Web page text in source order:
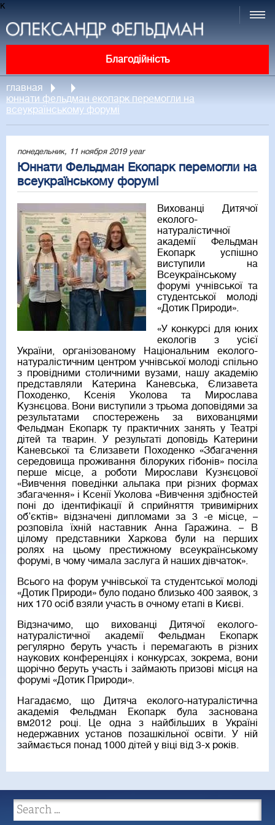
к
Благодійність
главная
юннати фельдман екопарк перемогли на
всеукраїнському форумі
понедельник, 11 ноября 2019 year
Юннати Фельдман Екопарк перемогли на
всеукраїнському форумі
Вихованці Дитячої
еколого-
натуралістичної
академії Фельдман
Екопарк успішно
виступили на
Всеукраїнському
форумі учнівської та
студентської молоді
«Дотик Природи».
«У конкурсі для юних
екологів з усієї
України, організованому Національним еколого-
натуралістичним центром учнівської молоді спільно
з провідними столичними вузами, нашу академію
представляли Катерина Каневська, Єлизавета
Походенко, Ксенія Уколова та Мирослава
Кузнєцова. Вони виступили з трьома доповідями за
результатами спостережень за вихованцями
Фельдман Екопарк ту практичних занять у Театрі
дітей та тварин. У результаті доповідь Катерини
Каневської та Єлизавети Походенко «Збагачення
середовища проживання білоруких гібонів» посіла
перше місце, а роботи Мирослави Кузнєцової
«Вивчення поведінки альпака при різних формах
збагачення» і Ксенії Уколова «Вивчення здібностей
поні до ідентифікації й сприйняття тривимірних
об’єктів» відзначені дипломами за 3 -е місце, –
розповіла їхній наставник Анна Гаражина. – В
цілому представники Харкова були на перших
ролях на цьому престижному всеукраїнському
форумі, в чому чимала заслуга й наших дівчаток».
Всього на форум учнівської та студентської молоді
«Дотик Природи» було подано близько 400 заявок, з
них 170 осіб взяли участь в очному етапі в Києві.
Відзначимо, що вихованці Дитячої еколого-
натуралістичної академії Фельдман Екопарк
регулярно беруть участь і перемагають в різних
наукових конференціях і конкурсах, зокрема, вони
щорічно беруть участь і займають призові місця на
форумі «Дотик Природи».
Нагадаємо, що Дитяча еколого-натуралістична
академія Фельдман Екопарк була заснована
вм2012 році. Це одна з найбільших в Україні
недержавних установ позашкільної освіти. У ній
займається понад 1000 дітей у віці від 3-х років.